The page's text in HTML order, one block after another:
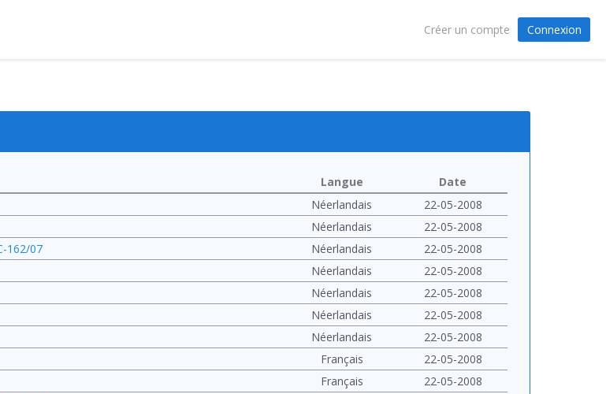
Créer un compte Connexion
Langue
Date
Néerlandais
22-05-2008
Néerlandais
22-05-2008
162/07
Néerlandais
22-05-2008
Néerlandais
22-05-2008
Néerlandais
22-05-2008
Néerlandais
22-05-2008
Néerlandais
22-05-2008
Français
22-05-2008
Français
22-05-2008